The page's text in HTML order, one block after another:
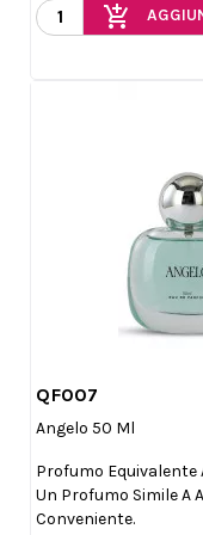
add_shopping_cart
QF007
Angelo 50 Ml
Profumo Equivalente
Un Profumo Simile A
Conveniente.